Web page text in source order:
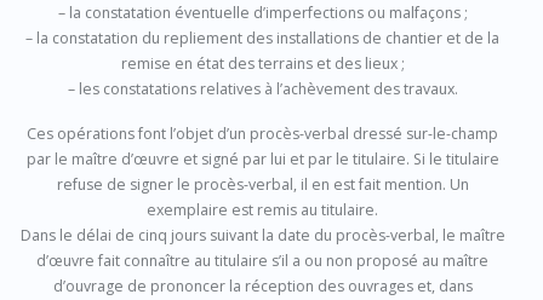
– la constatation éventuelle d’imperfections ou malfaçons ;
– la constatation du repliement des installations de chantier et de la
remise en état des terrains et des lieux ;
– les constatations relatives à l’achèvement des travaux.
Ces opérations font l’objet d’un procès-verbal dressé sur-le-champ
par le maître d’œuvre et signé par lui et par le titulaire. Si le titulaire
refuse de signer le procès-verbal, il en est fait mention. Un
exemplaire est remis au titulaire.
Dans le délai de cinq jours suivant la date du procès-verbal, le maître
d’œuvre fait connaître au titulaire s’il a ou non proposé au maître
d’ouvrage de prononcer la réception des ouvrages et, dans